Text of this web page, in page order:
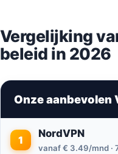
Vergelijking
beleid in 2026
Onze aanbevolen
1
NordVPN
vanaf € 3.49/mnd ·